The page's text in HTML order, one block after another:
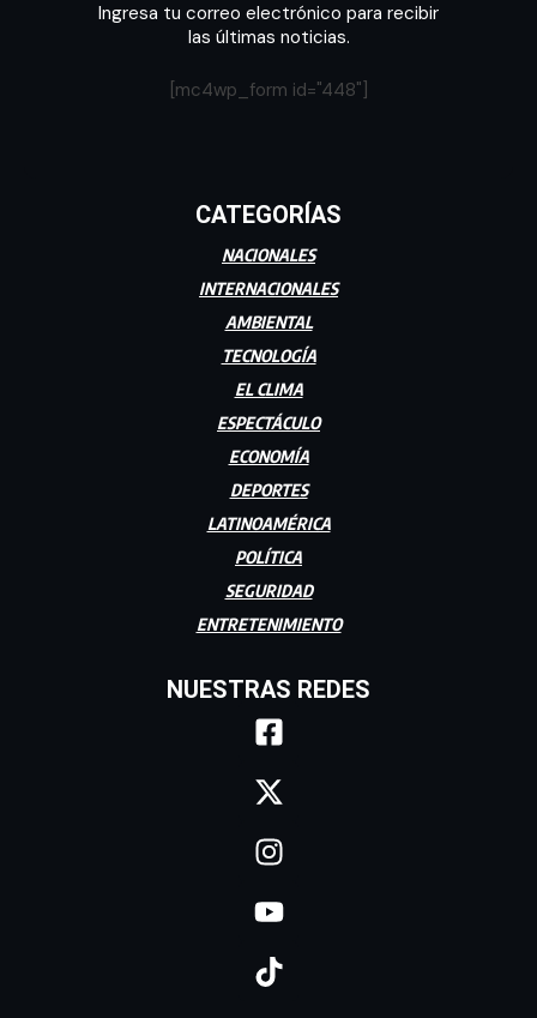
Ingresa tu correo electrónico para recibir
las últimas noticias.
[mc4wp_form id="448"]
CATEGORÍAS
NACIONALES
INTERNACIONALES
AMBIENTAL
TECNOLOGÍA
EL CLIMA
ESPECTÁCULO
ECONOMÍA
DEPORTES
LATINOAMÉRICA
POLÍTICA
SEGURIDAD
ENTRETENIMIENTO
NUESTRAS REDES